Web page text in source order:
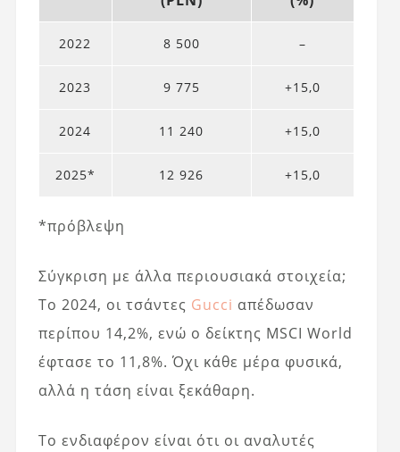
2022 8 500 –
2023 9 775 +15,0
2024 11 240 +15,0
2025* 12 926 +15,0
*πρόβλεψη
Σύγκριση με άλλα περιουσιακά στοιχεία;
Το 2024, οι τσάντες Gucci απέδωσαν
περίπου 14,2%, ενώ ο δείκτης MSCI World
έφτασε το 11,8%. Όχι κάθε μέρα φυσικά,
αλλά η τάση είναι ξεκάθαρη.
Το ενδιαφέρον είναι ότι οι αναλυτές